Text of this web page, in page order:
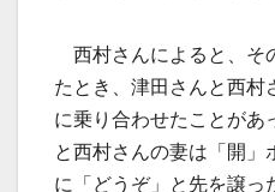
西村さんによると、そ
たとき、津田さんと西村
に乗り合わせたことがあ
と西村さんの妻は「開」
に「どうぞ」と先を譲っ